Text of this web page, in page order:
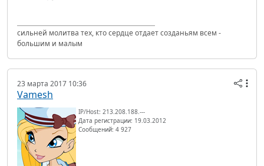
сильней молитва тех, кто сердце отдает созданьям всем -
большим и малым
23 марта 2017 10:36
Vamesh
IP/Host: 213.208.188.---
Дата регистрации: 19.03.2012
Сообщений: 4 927